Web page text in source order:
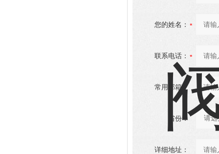
您的姓名：
联系电话：
常用邮箱：
省份：
详细地址：